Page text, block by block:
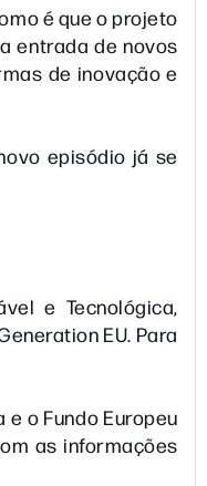
é que o projeto
entrada de novos
de inovação e
episódio já se
e Tecnológica,
EU. Para
o Fundo Europeu
as informações